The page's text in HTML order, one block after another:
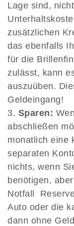
Lage sind,
zusätzlichen
das ebenfalls
für die
zulässt, kann
auszuüben.
Geldeingang!
Sparen:
abschließen
monatlich eine
separaten
nichts, wenn
benötigen,
Notfall
Auto oder die
dann ohne